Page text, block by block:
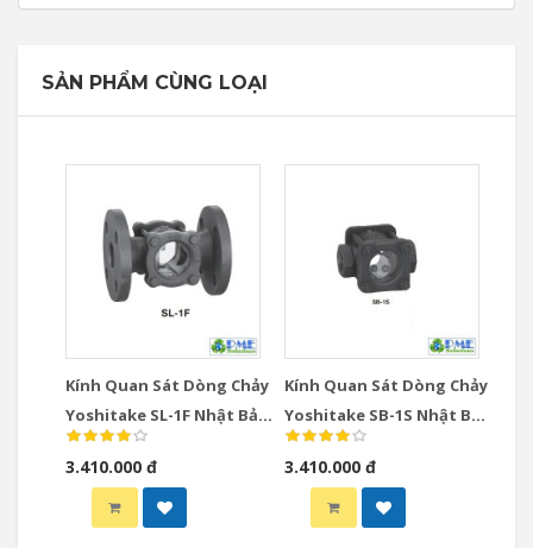
SẢN PHẨM CÙNG LOẠI
Kính Quan Sát Dòng Chảy
Yoshitake SL-1F Nhật Bản
DN15-DN50 Mặt Bích
JIS10K
3.410.000 đ
Kính Quan Sát Dòng Chảy
Yoshitake SB-1S Nhật Bản
DN15-DN50 Ren JIS Rc
3.410.000 đ